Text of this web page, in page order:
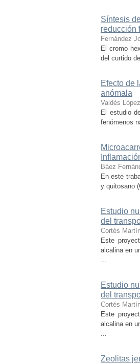
Síntesis
reducción
Fernández
El cromo
del curtido
Efecto de
anómala
Valdés
El estudio
fenómenos
Báez
En este
y quitosano
Estudio
del
Cortés
Este
alcalina en
...
Estudio
del
Cortés
Este
alcalina en
...
Zeolitas